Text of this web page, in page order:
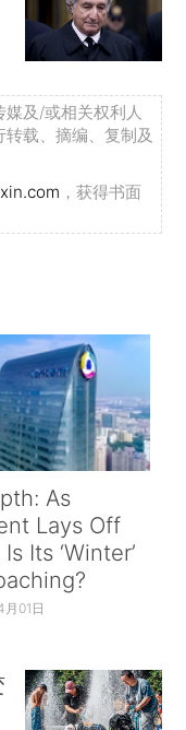
及/或相关权利人
载、摘编、复制及
，获得书面
As
Lays Off
Its ‘Winter’
01日